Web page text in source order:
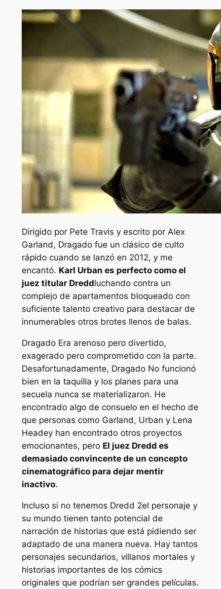
Dirigido por Pete Travis y escrito por Alex
Garland, Dragadofue un clásico de culto
rápido cuando se lanzó en 2012, y me
encantó. Karl Urban es perfecto como el
juez titular Dreddluchando contra un
complejo de apartamentos bloqueado con
suficiente talento creativo para destacar de
innumerables otros brotes llenos de balas.
DragadoEra arenoso pero divertido,
exagerado pero comprometido con la parte.
Desafortunadamente, DragadoNo funcionó
bien en la taquilla y los planes para una
secuela nunca se materializaron. He
encontrado algo de consuelo en el hecho de
que personas como Garland, Urban y Lena
Headey han encontrado otros proyectos
emocionantes, pero El juez Dredd es
demasiado convincente de un concepto
cinematográfico para dejar mentir
inactivo.
Incluso si no tenemos Dredd 2el personaje y
su mundo tienen tanto potencial de
narración de historias que está pidiendo ser
adaptado de una manera nueva. Hay tantos
personajes secundarios, villanos mortales y
historias importantes de los cómics
originales que podrían ser grandes películas.